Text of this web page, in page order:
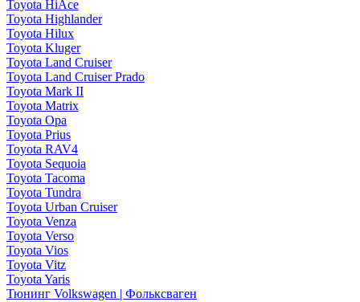
Toyota HiAce
Toyota Highlander
Toyota Hilux
Toyota Kluger
Toyota Land Cruiser
Toyota Land Cruiser Prado
Toyota Mark II
Toyota Matrix
Toyota Opa
Toyota Prius
Toyota RAV4
Toyota Sequoia
Toyota Tacoma
Toyota Tundra
Toyota Urban Cruiser
Toyota Venza
Toyota Verso
Toyota Vios
Toyota Vitz
Toyota Yaris
Тюнинг Volkswagen | Фольксваген